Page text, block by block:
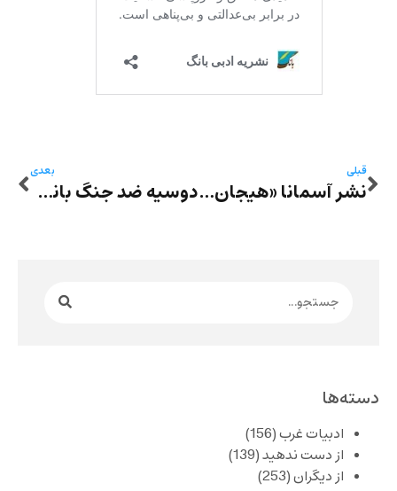
قبلی
نشر آسمانا «هیجان‌الوطن» فواد کرمانی را منتشر کرد؛ شعری مشروطه‌خواه با لایه‌های پنهان ازلی
بعدی
دوسیه ضد جنگ بانگ: بر ویرانه‌‌های زندگی
دسته‌ها
ادبیات غرب(156)
از دست ندهید(139)
از دیگران(253)